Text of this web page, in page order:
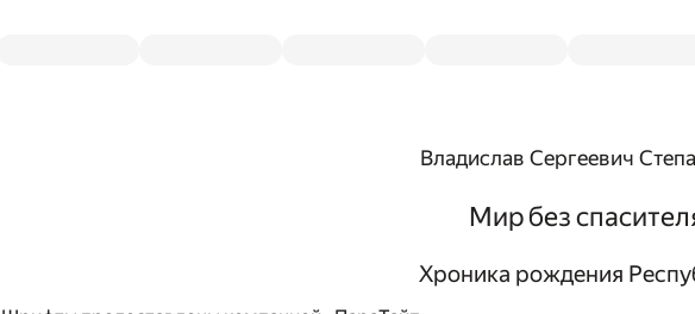
Владислав Сергеевич
Мир без
Хроника рождения